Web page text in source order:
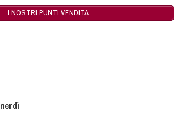
I NOSTRI PUNTI VENDITA